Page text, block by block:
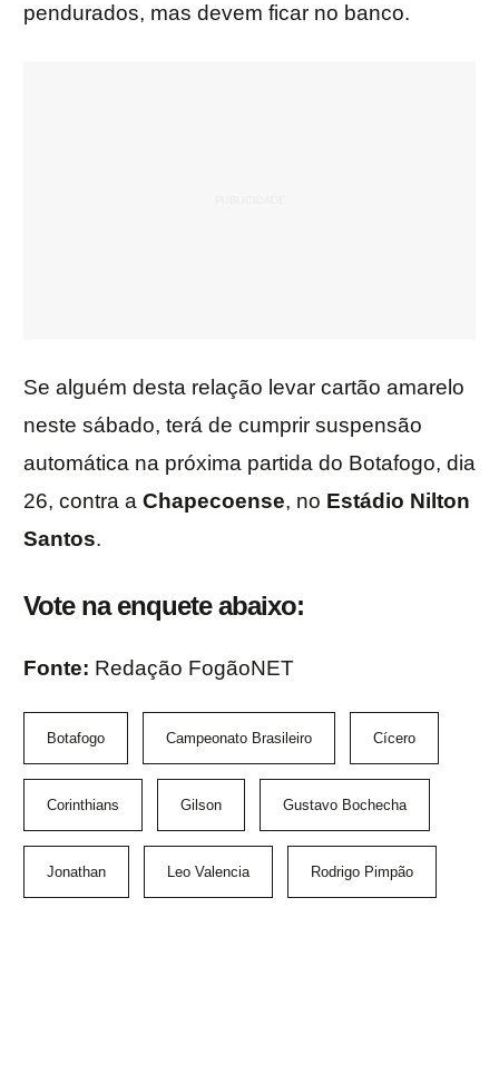
pendurados, mas devem ficar no banco.
Se alguém desta relação levar cartão amarelo
neste sábado, terá de cumprir suspensão
automática na próxima partida do Botafogo, dia
26, contra a Chapecoense, no Estádio Nilton
Santos.
Vote na enquete abaixo:
Fonte: Redação FogãoNET
Botafogo Campeonato Brasileiro Cícero
Corinthians Gilson Gustavo Bochecha
Jonathan Leo Valencia Rodrigo Pimpão